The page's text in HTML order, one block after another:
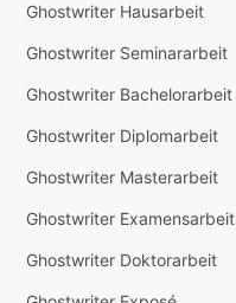
Ghostwriter Hausarbeit
Ghostwriter Seminararbeit
Ghostwriter Bachelorarbeit
Ghostwriter Diplomarbeit
Ghostwriter Masterarbeit
Ghostwriter Examensarbeit
Ghostwriter Doktorarbeit